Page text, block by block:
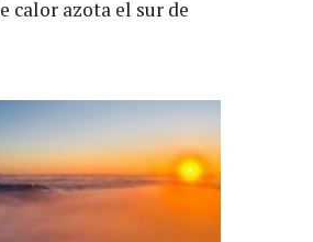
calor azota el sur de